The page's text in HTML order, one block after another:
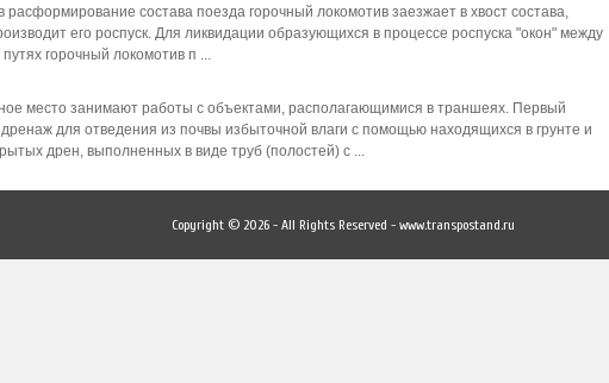
состава поезда горочный локомотив заезжает в хвост состава,
его роспуск. Для ликвидации образующихся в процессе роспуска "окон" между
горочный локомотив п ...
место занимают работы с объектами, располагающимися в траншеях. Первый
для отведения из почвы избыточной влаги с помощью находящихся в грунте и
дрен, выполненных в виде труб (полостей) с ...
Copyright © 2026 - All Rights Reserved - www.transpostand.ru